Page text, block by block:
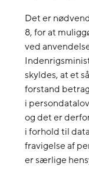
Det er
8, for at
ved
skyldes, at et
forstand
i
og det er
i forhold til
fravigelse af
er særlige